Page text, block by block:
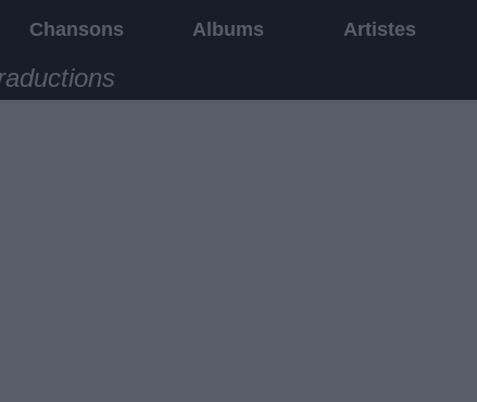
Chansons Albums Artistes